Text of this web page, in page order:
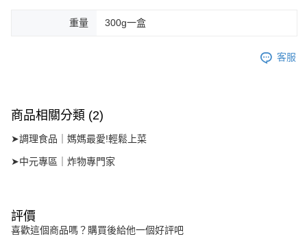
重量 300g一盒
客服
商品相關分類 (2)
➤調理食品｜媽媽最愛!輕鬆上菜
➤中元專區｜炸物專門家
評價
喜歡這個商品嗎？購買後給他一個好評吧